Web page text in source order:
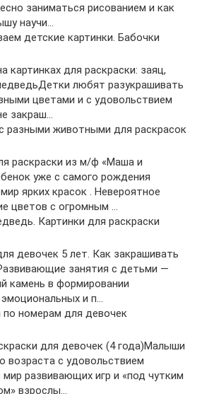
заниматься рисованием и как
научи…
детские картинки. Бабочки
картинках для раскраски: заяц,
любят разукрашивать
цветами и с удовольствием
закраш…
разными животными для раскрасок
раскраски из м/ф «Маша и
уже с самого рождения
ярких красок . Невероятное
цветов с огромным …
Картинки для раскраски
девочек 5 лет. Как закрашивать
занятия с детьми —
камень в формировании
и п…
по номерам для девочек
для девочек (4 года)Малыши
возраста с удовольствием
развивающих игр и «под чутким
взрослы…